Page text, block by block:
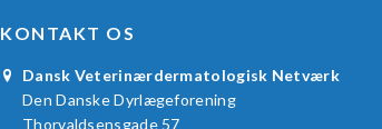
KONTAKT OS
Dansk Veterinærdermatologisk Netværk
Den Danske Dyrlægeforening
Thorvaldsensgade 57